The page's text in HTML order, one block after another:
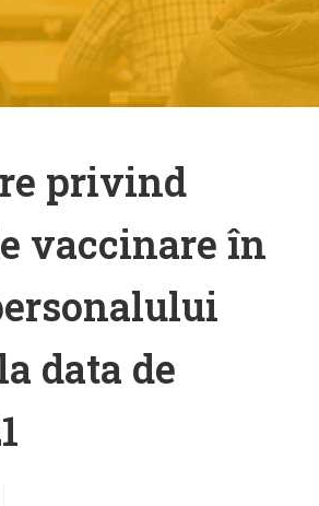
privind
vaccinare în
data de